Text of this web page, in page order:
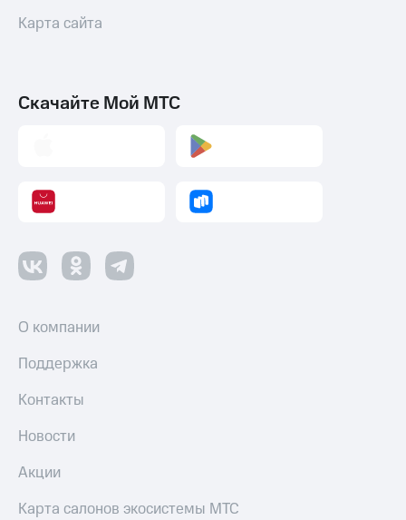
Карта сайта
Скачайте Мой МТС
О компании
Поддержка
Контакты
Новости
Акции
Карта салонов экосистемы МТС